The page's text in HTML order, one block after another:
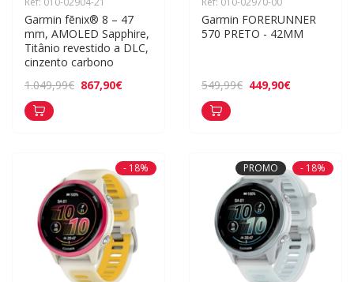
Garmin fēnix® 8 – 47
mm, AMOLED Sapphire,
Titânio revestido a DLC,
cinzento carbono
1.049,99€ 867,90€
Garmin FORERUNNER
570 PRETO - 42MM
549,99€ 449,90€
- 18% PROMO - 18%